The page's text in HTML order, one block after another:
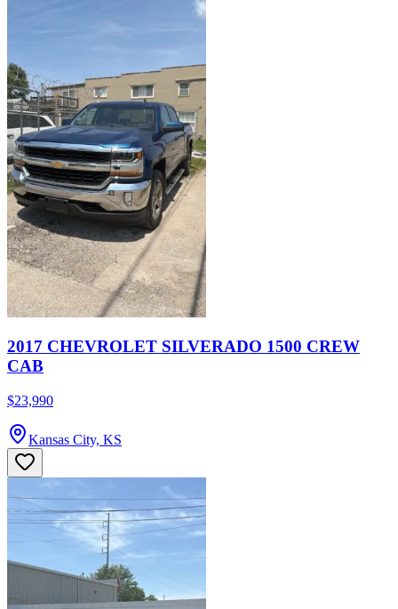
2017 CHEVROLET SILVERADO 1500 CREW
CAB
$23,990
Kansas City, KS